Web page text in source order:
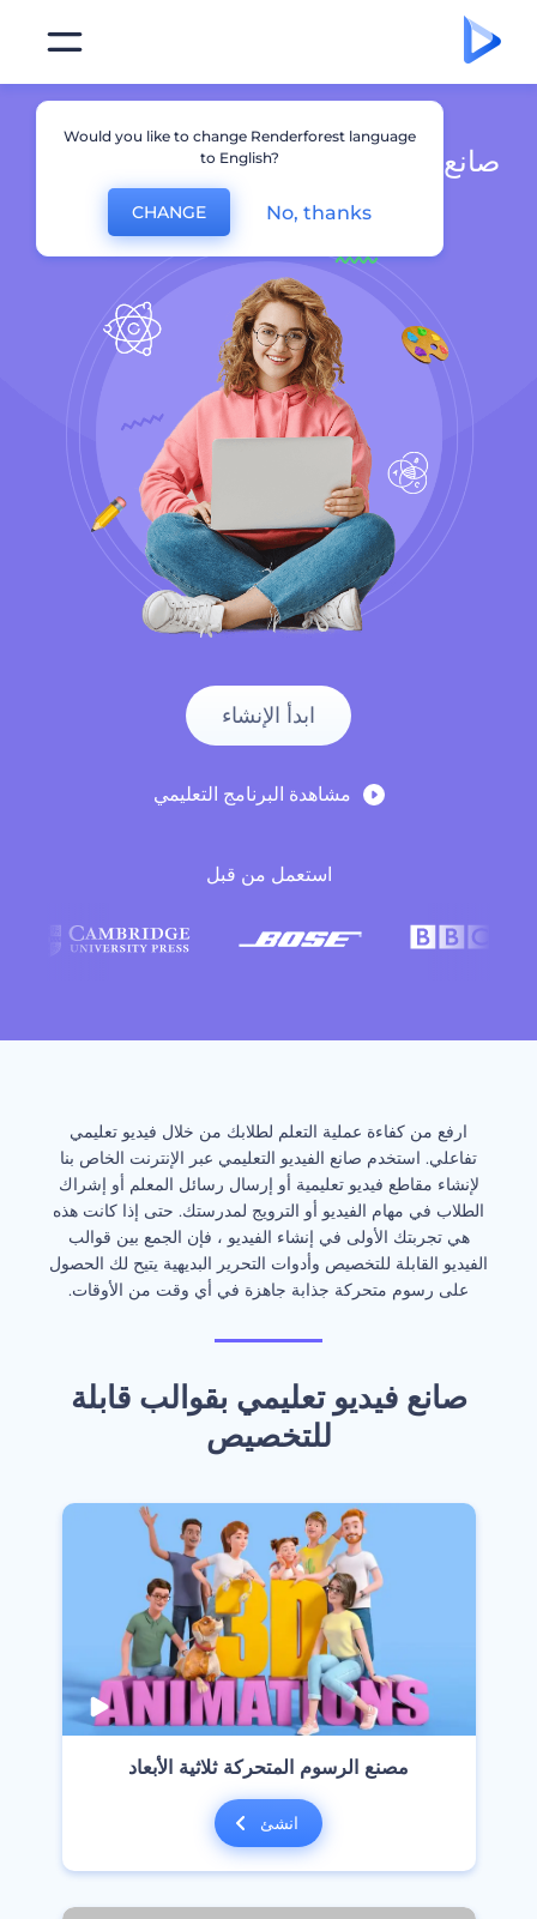
صانع فيديو تعليمي متحرك لمقاطع فيديو
رائعة
ابدأ الإنشاء
‫مشاهدة البرنامج التعليمي‬
‫استعمل من قبل‬
‫ارفع من كفاءة عملية التعلم لطلابك من خلال فيديو تعليمي
تفاعلي. استخدم صانع الفيديو التعليمي عبر الإنترنت الخاص بنا
لإنشاء مقاطع فيديو تعليمية أو إرسال رسائل المعلم أو إشراك
الطلاب في مهام الفيديو أو الترويج لمدرستك. حتى إذا كانت هذه
هي تجربتك الأولى في إنشاء الفيديو ، فإن الجمع بين قوالب
الفيديو القابلة للتخصيص وأدوات التحرير البديهية يتيح لك الحصول
على رسوم متحركة جذابة جاهزة في أي وقت من الأوقات.‬
‫صانع فيديو تعليمي بقوالب قابلة
للتخصيص‬
مصنع الرسوم المتحركة ثلاثية الأبعاد
انشئ
Would you like to change Renderforest language
to English?
CHANGE No, thanks